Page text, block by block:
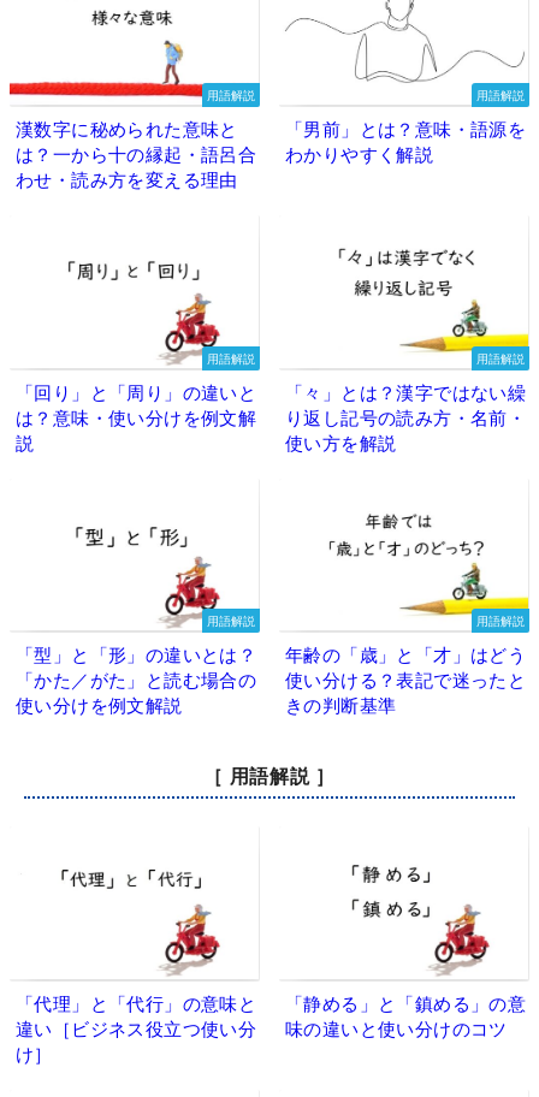
用語解説
漢数字に秘められた意味と
は？一から十の縁起・語呂合
わせ・読み方を変える理由
用語解説
「男前」とは？意味・語源を
わかりやすく解説
用語解説
「回り」と「周り」の違いと
は？意味・使い分けを例文解
説
用語解説
「々」とは？漢字ではない繰
り返し記号の読み方・名前・
使い方を解説
用語解説
「型」と「形」の違いとは？
「かた／がた」と読む場合の
使い分けを例文解説
用語解説
年齢の「歳」と「才」はどう
使い分ける？表記で迷ったと
きの判断基準
［ 用語解説 ］
「代理」と「代行」の意味と
違い［ビジネス役立つ使い分
け］
「静める」と「鎮める」の意
味の違いと使い分けのコツ